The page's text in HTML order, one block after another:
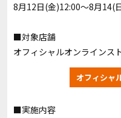
8月12日(金)12:00～8月14(
■対象店舗
オフィシャルオンラインス
オフィシャ
■実施内容